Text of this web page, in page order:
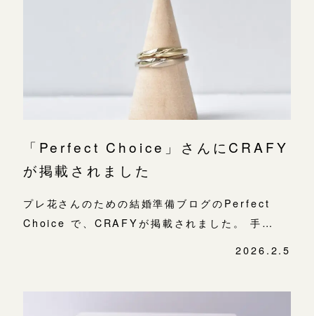
「Perfect Choice」さんにCRAFY
が掲載されました
プレ花さんのための結婚準備ブログのPerfect
Choice で、CRAFYが掲載されました。 手…
2026.2.5